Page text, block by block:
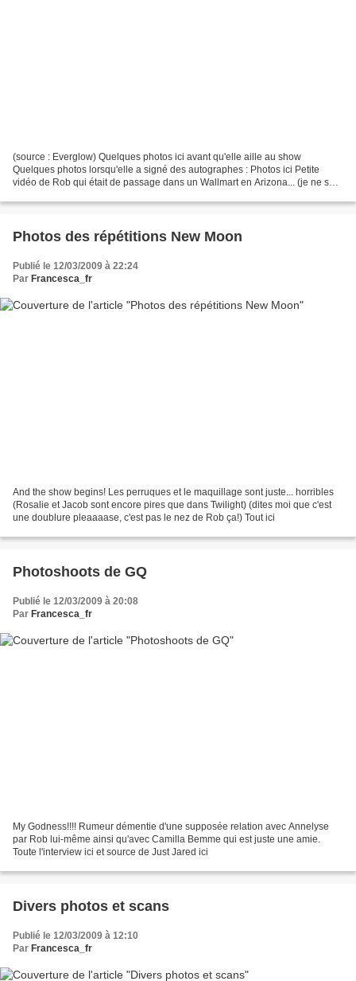
(source : Everglow) Quelques photos ici avant qu'elle aille au show
Quelques photos lorsqu'elle a signé des autographes : Photos ici Petite
vidéo de Rob qui était de passage dans un Wallmart en Arizona... (je ne sais
Photos des répétitions New Moon
Publié le 12/03/2009 à 22:24
Par Francesca_fr
And the show begins! Les perruques et le maquillage sont juste... horribles
(Rosalie et Jacob sont encore pires que dans Twilight) (dites moi que c'est
une doublure pleaaaase, c'est pas le nez de Rob ça!) Tout ici
Photoshoots de GQ
Publié le 12/03/2009 à 20:08
Par Francesca_fr
My Godness!!!! Rumeur démentie d'une supposée relation avec Annelyse
par Rob lui-même ainsi qu'avec Camilla Bemme qui est juste une amie.
Toute l'interview ici et source de Just Jared ici
Divers photos et scans
Publié le 12/03/2009 à 12:10
Par Francesca_fr